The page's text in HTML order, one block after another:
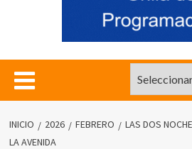
INICIO 2026 FEBRERO
LAS DOS
LA AVENIDA